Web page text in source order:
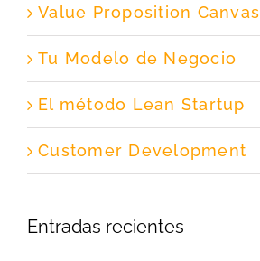
Value Proposition Canvas
Tu Modelo de Negocio
El método Lean Startup
Customer Development
Entradas recientes